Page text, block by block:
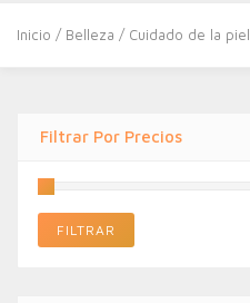
Inicio / Belleza / Cuidado de la piel
Filtrar Por Precios
FILTRAR